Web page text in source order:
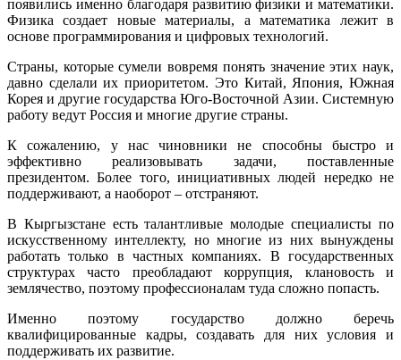
появились именно благодаря развитию физики и математики.
Физика создает новые материалы, а математика лежит в
основе программирования и цифровых технологий.
Страны, которые сумели вовремя понять значение этих наук,
давно сделали их приоритетом. Это Китай, Япония, Южная
Корея и другие государства Юго-Восточной Азии. Системную
работу ведут Россия и многие другие страны.
К сожалению, у нас чиновники не способны быстро и
эффективно реализовывать задачи, поставленные
президентом. Более того, инициативных людей нередко не
поддерживают, а наоборот – отстраняют.
В Кыргызстане есть талантливые молодые специалисты по
искусственному интеллекту, но многие из них вынуждены
работать только в частных компаниях. В государственных
структурах часто преобладают коррупция, клановость и
землячество, поэтому профессионалам туда сложно попасть.
Именно поэтому государство должно беречь
квалифицированные кадры, создавать для них условия и
поддерживать их развитие.